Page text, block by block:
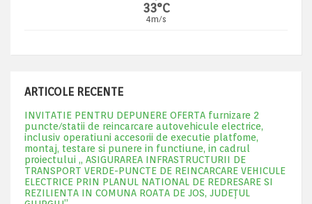
33°C
4m/s
ARTICOLE RECENTE
INVITATIE PENTRU DEPUNERE OFERTA furnizare 2
puncte/statii de reincarcare autovehicule electrice,
inclusiv operatiuni accesorii de executie platfome,
montaj, testare si punere in functiune, in cadrul
proiectului „ ASIGURAREA INFRASTRUCTURII DE
TRANSPORT VERDE-PUNCTE DE REINCARCARE VEHICULE
ELECTRICE PRIN PLANUL NATIONAL DE REDRESARE SI
REZILIENTA IN COMUNA ROATA DE JOS, JUDEŢUL